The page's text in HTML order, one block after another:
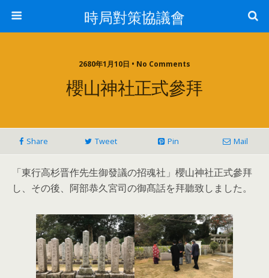
時局對策協議會
2680年1月10日 • No Comments
櫻山神社正式參拜
Share Tweet Pin Mail
「東行高杉晋作先生御發議の招魂社」櫻山神社正式參拜
し、その後、阿部恭久宮司の御髙話を拜聽致しました。